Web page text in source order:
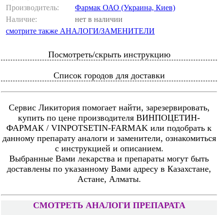
Производитель:
Фармак ОАО (Украина, Киев)
Наличие:
нет в наличии
смотрите также АНАЛОГИ/ЗАМЕНИТЕЛИ
Посмотреть/скрыть инструкцию
Список городов для доставки
Сервис Ликитория помогает найти, зарезервировать,
купить по цене производителя ВИНПОЦЕТИН-
ФАРМАК / VINPOTSETIN-FARMAK или подобрать к
данному препарату аналоги и заменители, ознакомиться
с инструкцией и описанием.
Выбранные Вами лекарства и препараты могут быть
доставлены по указанному Вами адресу в Казахстане,
Астане, Алматы.
СМОТРЕТЬ АНАЛОГИ ПРЕПАРАТА